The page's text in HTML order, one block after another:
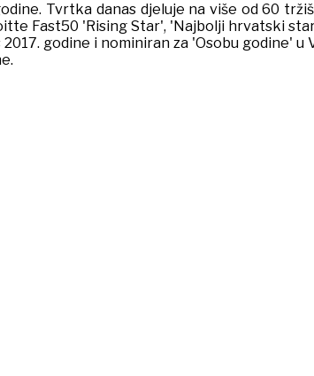
Tvrtka danas djeluje na više od 60
Fast50 'Rising Star', 'Najbolji hrvatski
godine i nominiran za 'Osobu godine' u